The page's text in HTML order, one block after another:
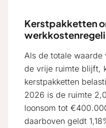
Kerstpakketten
Als de totale waarde
de vrije ruimte blijft,
kerstpakketten
2026 is de ruimte
loonsom tot
daarboven geldt